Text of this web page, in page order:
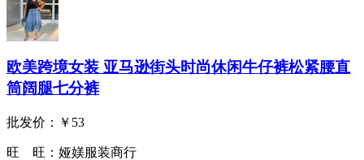
欧美跨境女装 亚马逊街头时尚休闲牛仔裤松紧腰直
筒阔腿七分裤
批发价： ￥53
旺 旺： 娅媄服装商行